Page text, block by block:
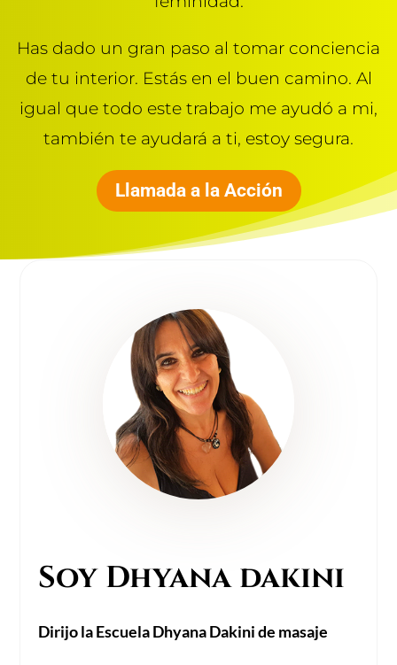
Has dado un gran paso al tomar conciencia
de tu interior. Estás en el buen camino. Al
igual que todo este trabajo me ayudó a mi,
también te ayudará a ti, estoy segura.
Llamada a la Acción
Soy Dhyana dakini
Dirijo la Escuela Dhyana Dakini de masaje